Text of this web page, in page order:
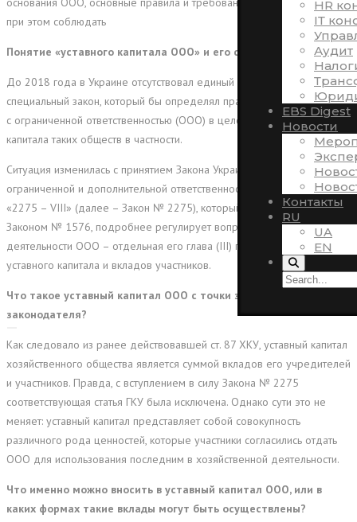
HR
ІТ
Аудит
EBS Digest
Новости
Контакты
RU
UA
EN
при этом соблюдать
Понятие «уставного капитала ООО» и его состав
До 2018 года в Украине отсутствовал единый кодекс или
специальный закон, который бы определял правовой статус обществ
с ограниченной ответственностью (ООО) в целом и уставного
капитала таких обществ в частности.
Ситуация изменилась с принятием Закона Украины «Об обществах с
ограниченной и дополнительной ответственностью» от 06.02.2018
«2275 – VIII» (далее – Закон № 2275), который, по сравнению с
Законом № 1576, подробнее регулирует вопросы создания и
деятельности ООО – отдельная его глава (ІІІ) посвящена вопросам
уставного капитала и вкладов участников.
Что такое уставный капитал ООО с точки зрения
законодателя?
Как следовало из ранее действовавшей ст. 87 ХКУ, уставный капитал
хозяйственного общества является суммой вкладов его учредителей
и участников. Правда, с вступлением в силу Закона № 2275
соответствующая статья ГКУ была исключена. Однако сути это не
меняет: уставный капитал представляет собой совокупность
различного рода ценностей, которые участники согласились отдать
ООО для использования последним в хозяйственной деятельности.
Что именно можно вносить в уставный капитал ООО, или в
каких формах такие вклады могут быть осуществлены?